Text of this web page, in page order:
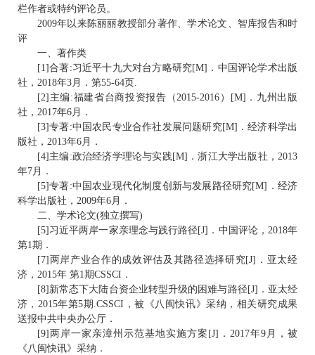
栏作者或特约评论员。
2009年以来陈丽丽教授部分著作、学术论文、智库报告和时
评
一、著作类
[1]合著:习近平十九大对台方略研究[M]．中国评论学术出版
社，2018年3月．第55-64页.
[2]主编:福建省台商投资报告（2015-2016）[M]．九州出版
社，2017年6月．
[3]专著:中国农民专业合作社发展问题研究[M]．经济科学出
版社，2013年6月．
[4]主编:政治经济学理论与实践[M]．浙江大学出版社，2013
年7月．
[5]专著:中国农业现代化制度创新与发展路径研究[M]．经济
科学出版社，2009年6月．
二、学术论文(独立撰写)
[5]习近平两岸一家亲理念与践行路径[J]．中国评论，2018年
第1期．
[7]两岸产业合作的成效评估及其路径选择研究[J]．亚太经
济，2015年 第1期CSSCI．
[8]新常态下大陆台资企业转型升级的困难与路径[J]．亚太经
济，2015年第5期.CSSCI，被《八闽快讯》采纳，相关研究成果
送报中共中央办公厅．
[9]两岸一家亲漳州示范基地实施方案[J]．2017年9月，被
《八闽快讯》采纳．